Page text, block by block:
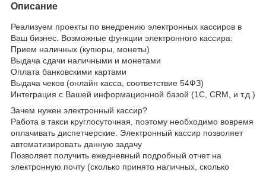
Описание
Реализуем проекты по внедрению электронных кассиров в
Ваш бизнес. Возможные функции электронного кассира:
Прием наличных (купюры, монеты)
Выдача сдачи наличными и монетами
Оплата банковскими картами
Выдача чеков (онлайн касса, соответствие 54ФЗ)
Интеграция с Вашей информационной базой (1С, СRM, и т.д.)
Зачем нужен электронный кассир?
Работа в такси круглосуточная, поэтому необходимо вовремя
оплачивать диспетчерские. Электронный кассир позволяет
автоматизировать данную задачу
Позволяет получить ежедневный подробный отчет на
электронную почту (сколько принято наличных, сколько